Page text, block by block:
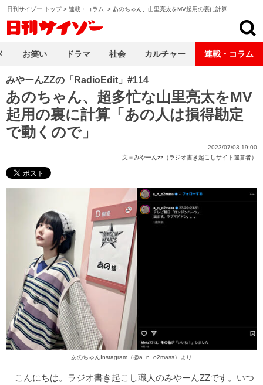
日刊サイゾー トップ> 連載・コラム > あのちゃん、山里亮太をMV起用の裏に計算
みやーんZZの「RadioEdit」#114
あのちゃん、超多忙な山里亮太をMV
起用の裏に計算「あの人は損得勘定
で動くので」
2023/07/03 19:00
文＝みやーんzz（ラジオ書き起こしサイト運営者）
あのちゃんInstagram（@a_n_o2mass）より
こんにちは。ラジオ書き起こし職人のみやーんZZです。いつ
お笑い ドラマ 社会 カルチャー 連載・コラム